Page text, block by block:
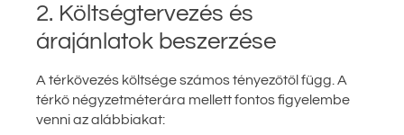
2. Költségtervezés és
árajánlatok beszerzése
A térkövezés költsége számos tényezőtől függ. A
térkő négyzetméterára mellett fontos figyelembe
venni az alábbiakat: